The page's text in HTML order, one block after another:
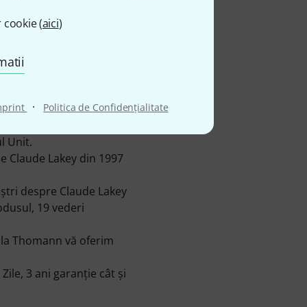
(aici)
· Politica de Confidenţialitate
Unit.
Lakey din 1997
despre Claude Lakey
19 vederi
Thomann vă oferim
3 ani garanţie cât şi